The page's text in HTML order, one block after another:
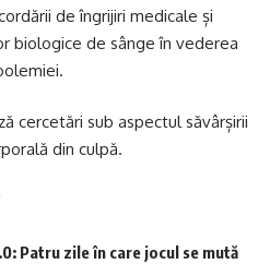
de îngrijiri medicale și
biologice de sânge în vederea
sub aspectul săvârșirii
din culpă.
Patru zile în care jocul se mută